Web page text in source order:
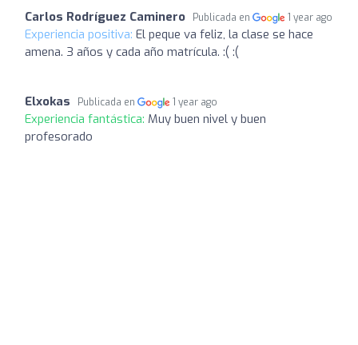
Carlos Rodríguez Caminero Publicada en 1 year ago
Experiencia positiva: El peque va feliz, la clase se hace
amena. 3 años y cada año matrícula. :( :(
Elxokas Publicada en 1 year ago
Experiencia fantástica: Muy buen nivel y buen
profesorado